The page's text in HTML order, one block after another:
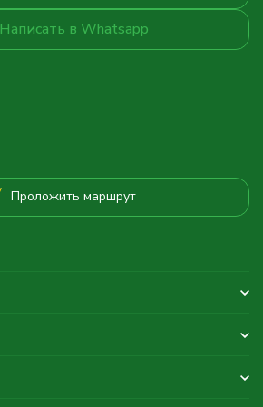
Написать в Whatsapp
Проложить маршрут